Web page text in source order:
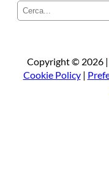
Copyright © 2026 |
Cookie Policy|